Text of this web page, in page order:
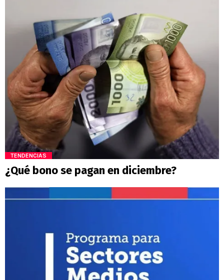
TENDENCIAS
¿Qué bono se pagan en diciembre?